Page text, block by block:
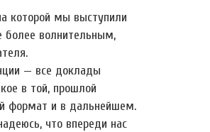
которой мы выступили
более волнительным,
— все доклады
в той, прошлой
формат и в дальнейшем.
что впереди нас